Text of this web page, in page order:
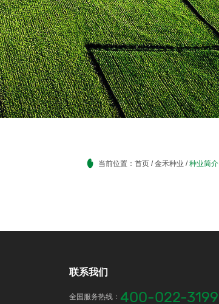
当前位置： 首页 /金禾种业 /种业简介
联系我们
全国服务热线： 400-022-3199